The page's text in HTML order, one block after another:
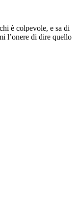
è colpevole, e sa di
l’onere di dire quello